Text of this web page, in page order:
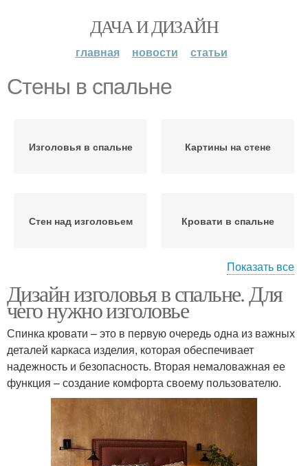
ДАЧА И ДИЗАЙН
главная новости статьи
Стены в спальне
Изголовья в спальне Картины на стене
Стен над изголовьем Кровати в спальне
Хранение в спальне Полукруг на стене
Стены над кроватью
Показать все
Дизайн изголовья в спальне. Для
чего нужно изголовье
Спинка кровати – это в первую очередь одна из важных
деталей каркаса изделия, которая обеспечивает
надежность и безопасность. Вторая немаловажная ее
функция – создание комфорта своему пользователю.